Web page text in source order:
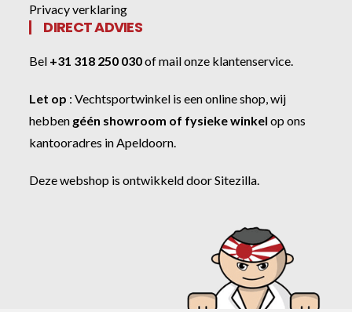
Privacy verklaring
DIRECT ADVIES
Bel +31 318 250 030ofmail onze klantenservice
Let op :Vechtsportwinkel is een online shop, wij
hebben géén showroom of fysieke winkel op ons
kantooradres in Apeldoorn.
Deze webshop is ontwikkeld doorSitezilla